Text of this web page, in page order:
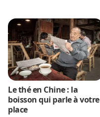
Le thé en Chine : la
boisson qui parle à votre
place